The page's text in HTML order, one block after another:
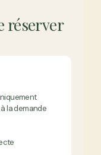
réserver
la demande